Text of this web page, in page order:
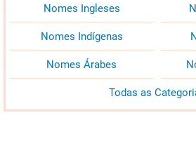
Nomes Ingleses
Nomes Indígenas
Nomes Árabes
Todas as